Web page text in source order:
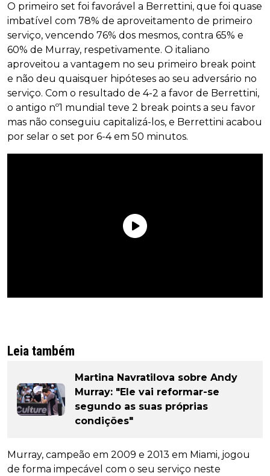
O primeiro set foi favorável a Berrettini, que foi quase
imbatível com 78% de aproveitamento de primeiro
serviço, vencendo 76% dos mesmos, contra 65% e
60% de Murray, respetivamente. O italiano
aproveitou a vantagem no seu primeiro break point
e não deu quaisquer hipóteses ao seu adversário no
serviço. Com o resultado de 4-2 a favor de Berrettini,
o antigo nº1 mundial teve 2 break points a seu favor
mas não conseguiu capitalizá-los, e Berrettini acabou
por selar o set por 6-4 em 50 minutos.
Leia também
Martina Navratilova sobre Andy
Murray: "Ele vai reformar-se
segundo as suas próprias
condições"
Murray, campeão em 2009 e 2013 em Miami, jogou
de forma impecável com o seu serviço neste